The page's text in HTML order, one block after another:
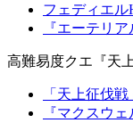
フェディエル
『エーテリ
高難易度クエ『天
「天上征伐
『マクスウ